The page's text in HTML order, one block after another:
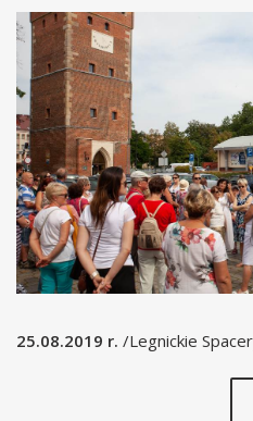
25.08.2019 r. /Legnickie